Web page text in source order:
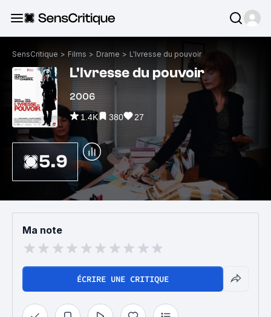
SensCritique > Films > Drame > L'Ivresse du pouvoir
L'Ivresse du pouvoir
2006
1.4K 380 27
5.9
Ma note
ÉCRIRE UNE CRITIQUE